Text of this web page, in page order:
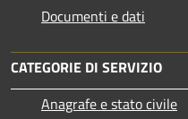
Documenti e dati
CATEGORIE DI SERVIZIO
Anagrafe e stato civile